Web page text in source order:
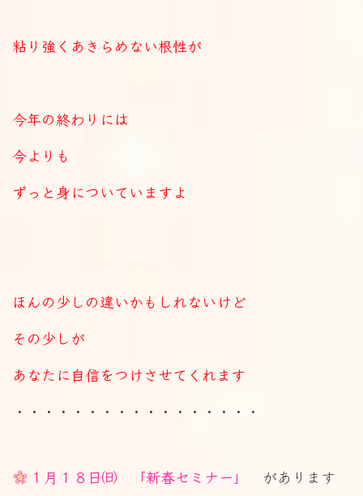
粘り強くあきらめない根性が
今年の終わりには
今よりも
ずっと身についていますよ
ほんの少しの違いかもしれないけど
その少しが
あなたに自信をつけさせてくれます
・・・・・・・・・・・・・・・・・
１月１８日㈰ 「新春セミナー」 があります